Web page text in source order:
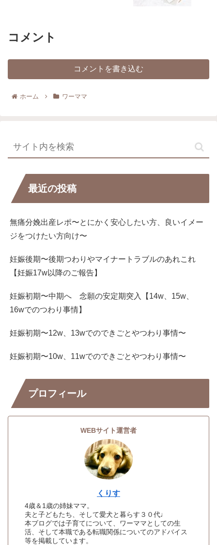
コメント
コメントを書き込む
ホーム ワーママ
最近の投稿
無痛分娩出産レポ〜とにかく安心したい方、良いイメー
ジをつけたい方向け〜
妊娠後期〜後期つわりやマイナートラブルのあれこれ
【妊娠17w以降のご報告】
妊娠初期〜中期へ 念願の安定期突入【14w、15w、
16wでのつわり事情】
妊娠初期〜12w、13wでのできごとやつわり事情〜
妊娠初期〜10w、11wでのできごとやつわり事情〜
プロフィール
WEBサイト運営者
くりす
4歳＆1歳の姉妹ママ。
夫と子どもたち、そして愛犬と暮らす３０代♩
本ブログでは子育てについて、ワーママとしての生
活、そして本職である転職関係についてのアドバイス
等を掲載しています。